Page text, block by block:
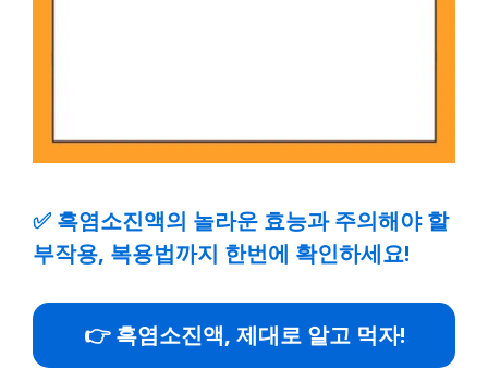
✅ 흑염소진액의 놀라운 효능과 주의해야 할
부작용, 복용법까지 한번에 확인하세요!
👉 흑염소진액, 제대로 알고 먹자!